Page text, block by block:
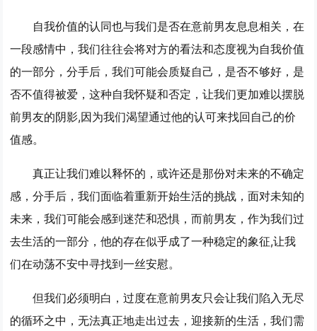
自我价值的认同也与我们是否在意前男友息息相关，在
一段感情中，我们往往会将对方的看法和态度视为自我价值
的一部分，分手后，我们可能会质疑自己，是否不够好，是
否不值得被爱，这种自我怀疑和否定，让我们更加难以摆脱
前男友的阴影,因为我们渴望通过他的认可来找回自己的价
值感。
真正让我们难以释怀的，或许还是那份对未来的不确定
感，分手后，我们面临着重新开始生活的挑战，面对未知的
未来，我们可能会感到迷茫和恐惧，而前男友，作为我们过
去生活的一部分，他的存在似乎成了一种稳定的象征,让我
们在动荡不安中寻找到一丝安慰。
但我们必须明白，过度在意前男友只会让我们陷入无尽
的循环之中，无法真正地走出过去，迎接新的生活，我们需